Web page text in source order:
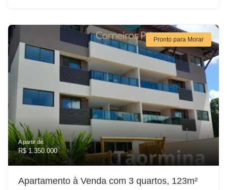
Pronto para Morar
A partir de:
R$ 1.350.000
Apartamento à Venda com 3 quartos, 123m²